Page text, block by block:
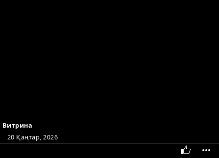
Витрина
20 Қаңтар, 2026